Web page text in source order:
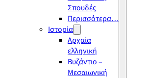
Σπουδές
Περισσότερα…
Ιστορία
Αρχαία
ελληνική
Βυζάντιο –
Μεσαιωνική